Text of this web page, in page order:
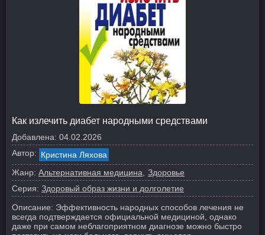
Как излечить диабет народными средствами
Добавлена: 04.02.2026
Автор: Кристина Ляхова
Жанр: Альтернативная медицина
Здоровье
Серия: Здоровый образ жизни и долголетие
Описание: Эффективность народных способов лечения не
всегда подтверждается официальной медициной, однако
даже при самом неблагоприятном диагнозе можно быстро